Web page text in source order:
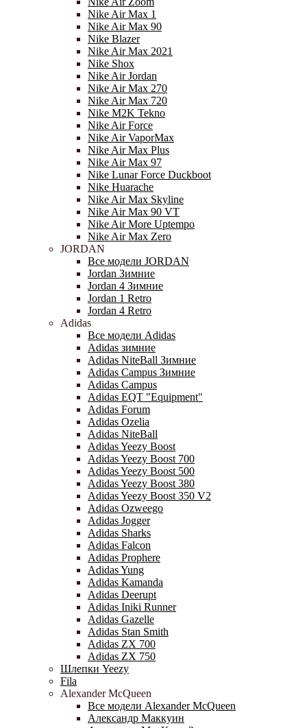
Nike Air Max 1
Nike Air Max 90
Nike Blazer
Nike Air Max 2021
Nike Shox
Nike Air Jordan
Nike Air Max 270
Nike Air Max 720
Nike M2K Tekno
Nike Air Force
Nike Air VaporMax
Nike Air Max Plus
Nike Air Max 97
Nike Lunar Force Duckboot
Nike Huarache
Nike Air Max Skyline
Nike Air Max 90 VT
Nike Air More Uptempo
Nike Air Max Zero
JORDAN
Все модели JORDAN
Jordan Зимние
Jordan 4 Зимние
Jordan 1 Retro
Jordan 4 Retro
Adidas
Все модели Adidas
Adidas зимние
Adidas NiteBall Зимние
Adidas Campus Зимние
Adidas Campus
Adidas EQT "Equipment"
Adidas Forum
Adidas Ozelia
Adidas NiteBall
Adidas Yeezy Boost
Adidas Yeezy Boost 700
Adidas Yeezy Boost 500
Adidas Yeezy Boost 380
Adidas Yeezy Boost 350 V2
Adidas Ozweego
Adidas Jogger
Adidas Sharks
Adidas Falcon
Adidas Prophere
Adidas Yung
Adidas Kamanda
Adidas Deerupt
Adidas Iniki Runner
Adidas Gazelle
Adidas Stan Smith
Adidas ZX 700
Adidas ZX 750
Шлепки Yeezy
Fila
Alexander McQueen
Все модели Alexander McQueen
Александр Маккуин